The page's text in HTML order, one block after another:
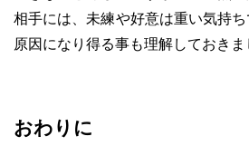
相手には、未練や好意は重い気持
原因になり得る事も理解しておきま
おわりに